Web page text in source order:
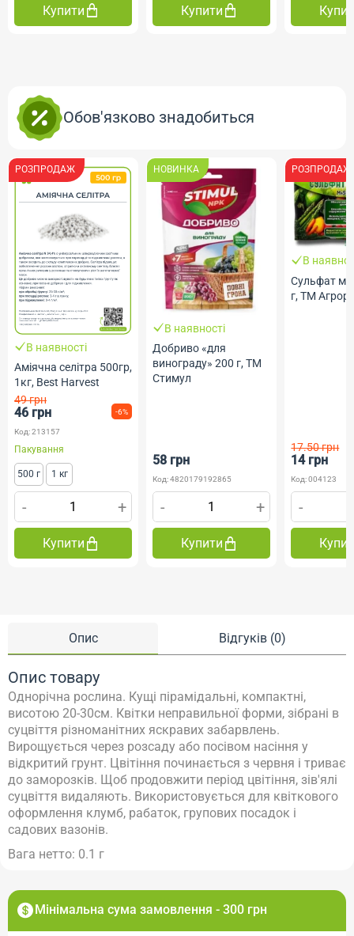
Мінімальна сума замовлення - 300 грн
Опис Відгуків (0)
Опис товару
Однорічна рослина. Кущі пірамідальні, компактні,
висотою 20-30см. Квітки неправильної форми, зібрані в
суцвіття різноманітних яскравих забарвлень.
Вирощується через розсаду або посівом насіння у
відкритий грунт. Цвітіння починається з червня і триває
до заморозків. Щоб продовжити період цвітіння, зів'ялі
суцвіття видаляють. Використовується для квіткового
оформлення клумб, рабаток, групових посадок і
садових вазонів.
Вага нетто: 0.1 г
Купити Купити
Обов'язково знадобиться
РОЗПРОДАЖ
В наявності
Аміячна селітра 500гр,
1кг, Best Harvest
49 грн
46 грн -6%
Код: 213157
Пакування
500 г 1 кг
- +
Купити
НОВИНКА
В наявності
Добриво «для
винограду» 200 г, ТМ
Стимул
58 грн
Код: 4820179192865
- +
Купити
РОЗПРОДАЖ
В
Сульфат
г, ТМ
17.50 грн
14 грн
Код: 004123
-